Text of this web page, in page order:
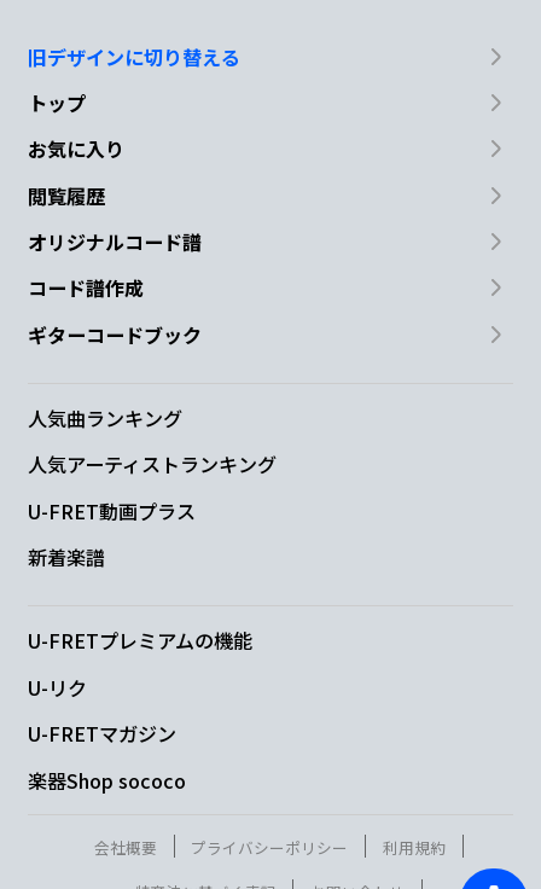
旧デザインに切り替える
トップ
お気に入り
閲覧履歴
オリジナルコード譜
コード譜作成
ギターコードブック
人気曲ランキング
人気アーティストランキング
U-FRET動画プラス
新着楽譜
U-FRETプレミアムの機能
U-リク
U-FRETマガジン
楽器Shop sococo
会社概要 プライバシーポリシー
利用規約